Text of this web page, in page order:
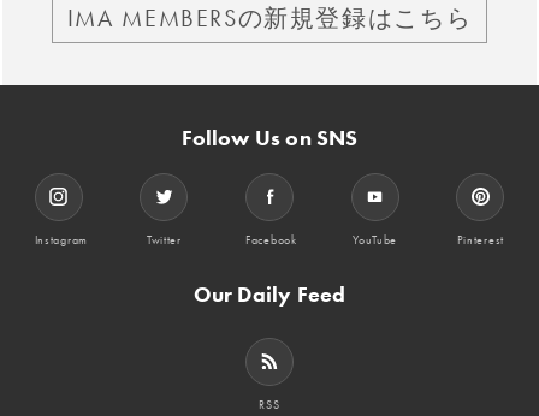
IMA MEMBERSの新規登録はこちら
Follow Us on SNS
Instagram Twitter Facebook YouTube Pinterest
Our Daily Feed
RSS